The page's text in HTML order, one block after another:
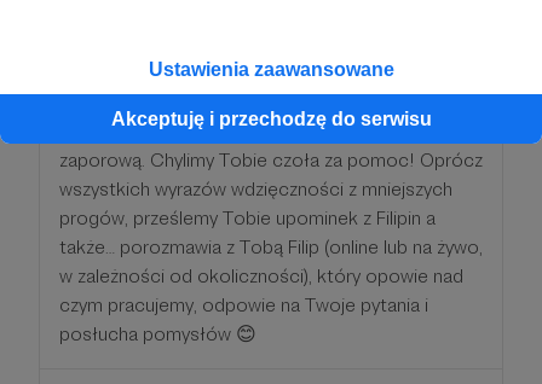
Ustawienia zaawansowane
Akceptuję i przechodzę do serwisu
Badawczej w gminie Anda, w której prowadzimy
niektórych studentów ta kwota może być już
zaporową. Chylimy Tobie czoła za pomoc! Oprócz
wszystkich wyrazów wdzięczności z mniejszych
progów, prześlemy Tobie upominek z Filipin a
także… porozmawia z Tobą Filip (online lub na żywo,
w zależności od okoliczności), który opowie nad
czym pracujemy, odpowie na Twoje pytania i
posłucha pomysłów 😊